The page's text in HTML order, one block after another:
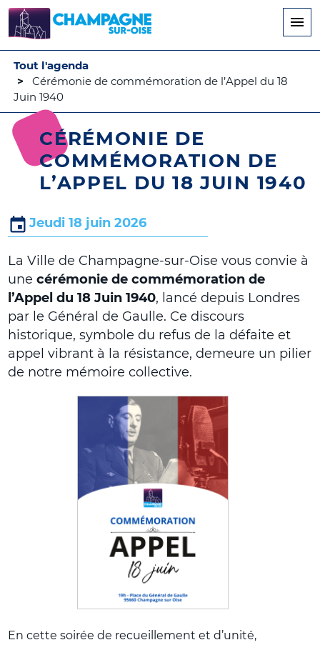
Tout l'agenda
Cérémonie de commémoration de l’Appel du 18
Juin 1940
CÉRÉMONIE DE
COMMÉMORATION DE
L’APPEL DU 18 JUIN 1940
Jeudi 18 juin 2026
La Ville de Champagne-sur-Oise vous convie à
unecérémonie de commémoration de
l’Appel du 18 Juin 1940, lancé depuis Londres
par le Général de Gaulle. Ce discours
historique, symbole du refus de la défaite et
appel vibrant à la résistance, demeure un pilier
de notre mémoire collective.
En cette soirée de recueillement et d’unité,